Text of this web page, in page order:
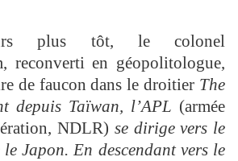
plus tôt, le colonel
reconverti en géopolitologue,
de faucon dans le droitier The
depuis Taïwan, l’APL (armée
NDLR) se dirige vers le
Japon. En descendant vers le